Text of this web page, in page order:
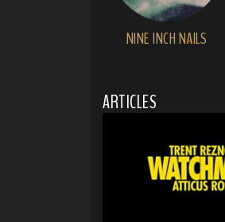
NINE INCH NAILS
ARTICLES